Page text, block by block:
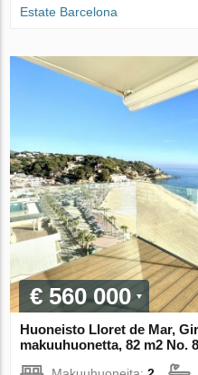
Estate Barcelona
€ 560 000
Huoneisto Lloret de Mar,
makuuhuonetta, 82 m2 No.